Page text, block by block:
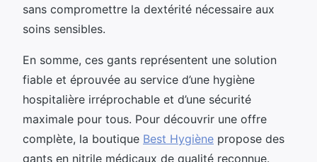
sans compromettre la dextérité nécessaire aux
soins sensibles.
En somme, ces gants représentent une solution
fiable et éprouvée au service d’une hygiène
hospitalière irréprochable et d’une sécurité
maximale pour tous. Pour découvrir une offre
complète, la boutique Best Hygiène propose des
gants en nitrile médicaux de qualité reconnue.